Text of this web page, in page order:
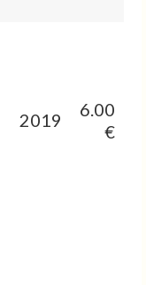
2019
6.00
€